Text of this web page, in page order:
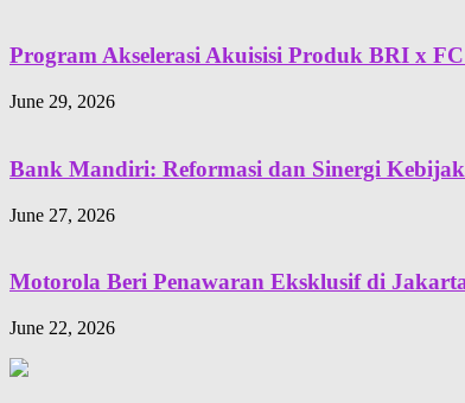
Program Akselerasi Akuisisi Produk BRI x
June 29, 2026
Bank Mandiri: Reformasi dan Sinergi
June 27, 2026
Motorola Beri Penawaran Eksklusif di
June 22, 2026